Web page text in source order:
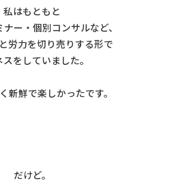
私はもともと
ー・個別コンサルなど、
労力を切り売りする形で
スをしていました。
新鮮で楽しかったです。
だけど。